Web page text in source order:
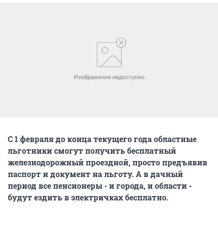
С 1 февраля до конца текущего года областные
льготники смогут получить бесплатный
железнодорожный проездной, просто предъявив
паспорт и документ на льготу. А в дачный
период все пенсионеры - и города, и области -
будут ездить в электричках бесплатно.